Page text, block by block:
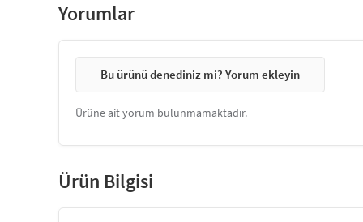
Yorumlar
Bu ürünü denediniz mi? Yorum ekleyin
Ürüne ait yorum bulunmamaktadır.
Ürün Bilgisi